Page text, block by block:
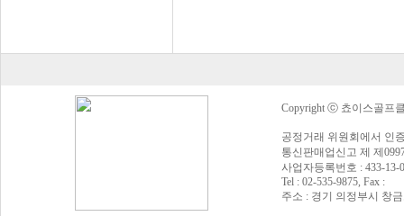
Copyright ⓒ 쵸이스골프
공정거래 위원회에서 인
통신판매업신고 제 제
사업자등록번호 : 433-
Tel : 02-535-9875, Fax :
주소 : 경기 의정부시 창